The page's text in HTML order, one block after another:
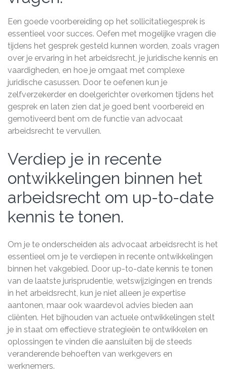
Een goede voorbereiding op het sollicitatiegesprek is
essentieel voor succes. Oefen met mogelijke vragen die
tijdens het gesprek gesteld kunnen worden, zoals vragen
over je ervaring in het arbeidsrecht, je juridische kennis en
vaardigheden, en hoe je omgaat met complexe
juridische casussen. Door te oefenen kun je
zelfverzekerder en doelgerichter overkomen tijdens het
gesprek en laten zien dat je goed bent voorbereid en
gemotiveerd bent om de functie van advocaat
arbeidsrecht te vervullen.
Verdiep je in recente
ontwikkelingen binnen het
arbeidsrecht om up-to-date
kennis te tonen.
Om je te onderscheiden als advocaat arbeidsrecht is het
essentieel om je te verdiepen in recente ontwikkelingen
binnen het vakgebied. Door up-to-date kennis te tonen
van de laatste jurisprudentie, wetswijzigingen en trends
in het arbeidsrecht, kun je niet alleen je expertise
aantonen, maar ook waardevol advies bieden aan
cliënten. Het bijhouden van actuele ontwikkelingen stelt
je in staat om effectieve strategieën te ontwikkelen en
oplossingen te vinden die aansluiten bij de steeds
veranderende behoeften van werkgevers en
werknemers.